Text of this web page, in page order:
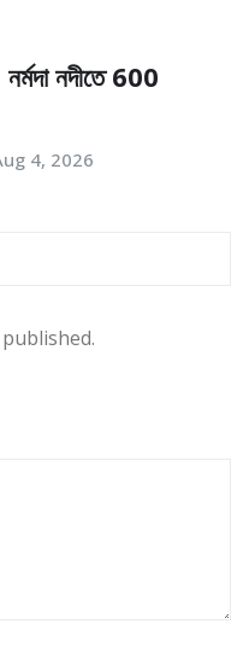
নদীতে 600
4, 2026